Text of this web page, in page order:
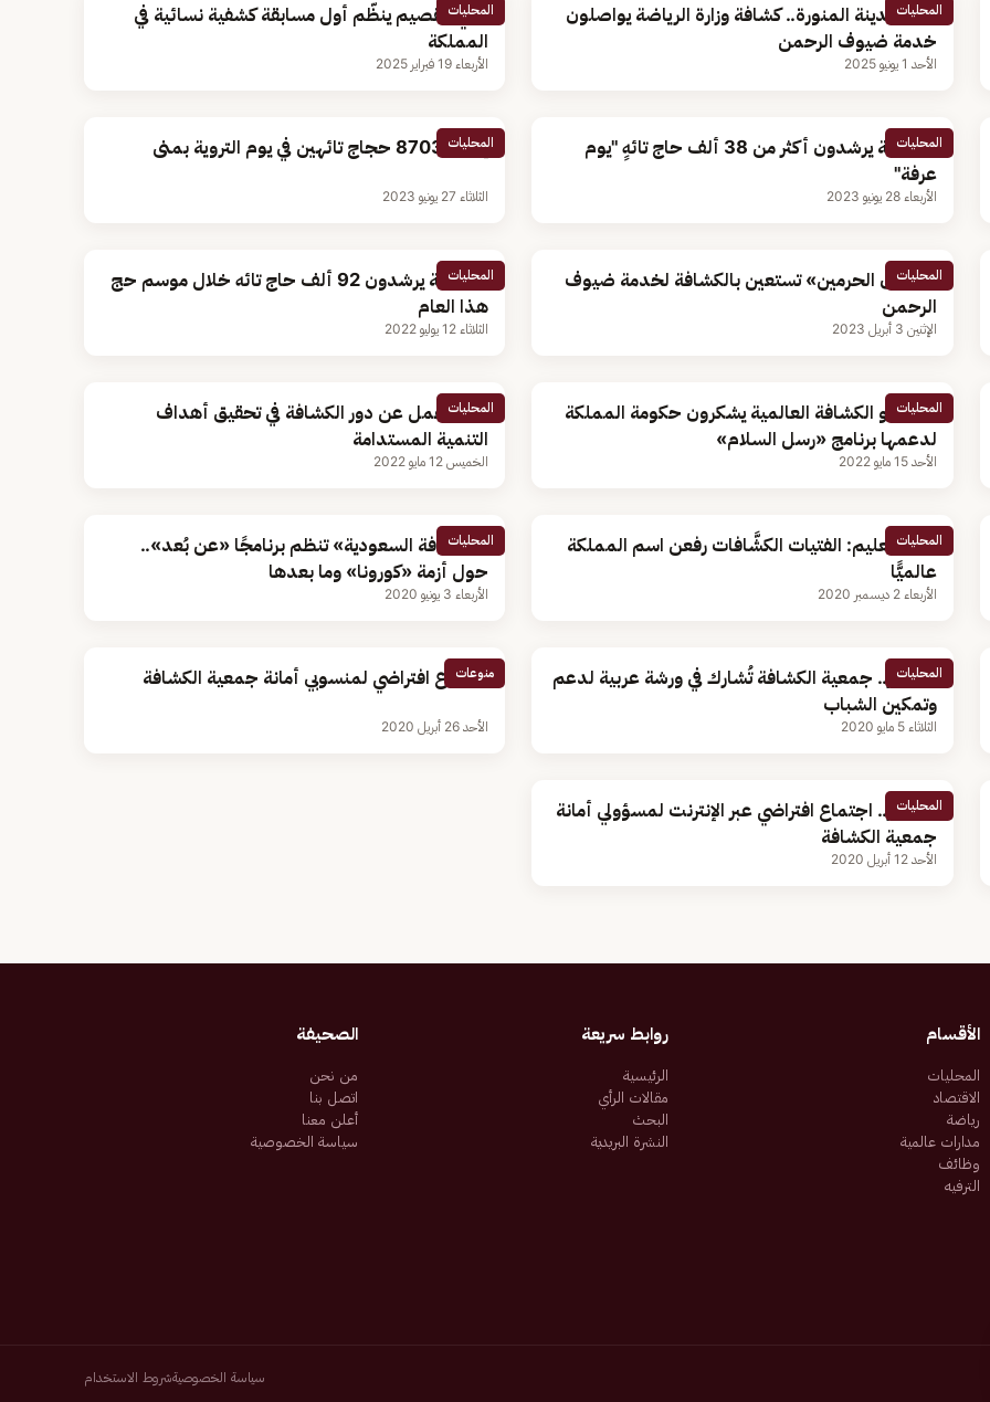
المحليات
من المدينة المنورة.. كشافة وزارة الرياضة يواصلون
خدمة ضيوف الرحمن
الأحد 1 يونيو 2025
المحليات
تقني القصيم ينظّم أول مسابقة كشفية نسائية في
المملكة
الأربعاء 19 فبراير 2025
المحليات
الكشافة يرشدون أكثر من 38 ألف حاج تائهٍ "يوم
عرفة"
الأربعاء 28 يونيو 2023
المحليات
إرشاد 8703 حجاج تائهين في يوم التروية بمنى
الثلاثاء 27 يونيو 2023
المحليات
«شؤون الحرمين» تستعين بالكشافة لخدمة ضيوف
الرحمن
الإثنين 3 أبريل 2023
المحليات
الكشافة يرشدون 92 ألف حاج تائه خلال موسم حج
هذا العام
الثلاثاء 12 يوليو 2022
المحليات
مسؤولو الكشافة العالمية يشكرون حكومة المملكة
لدعمها برنامج «رسل السلام»
الأحد 15 مايو 2022
المحليات
ورشة عمل عن دور الكشافة في تحقيق أهداف
التنمية المستدامة
الخميس 12 مايو 2022
المحليات
وزير التعليم: الفتيات الكشَّافات رفعن اسم المملكة
عالميًّا
الأربعاء 2 ديسمبر 2020
المحليات
«الكشافة السعودية» تنظم برنامجًا «عن بُعد»..
حول أزمة «كورونا» وما بعدها
الأربعاء 3 يونيو 2020
المحليات
بالصور.. جمعية الكشافة تُشارك في ورشة عربية لدعم
وتمكين الشباب
الثلاثاء 5 مايو 2020
منوعات
اجتماع افتراضي لمنسوبي أمانة جمعية الكشافة
الأحد 26 أبريل 2020
المحليات
بالصور.. اجتماع افتراضي عبر الإنترنت لمسؤولي أمانة
جمعية الكشافة
الأحد 12 أبريل 2020
الأقسام
المحليات
الاقتصاد
رياضة
مدارات عالمية
وظائف
الترفيه
روابط سريعة
الرئيسية
مقالات الرأي
البحث
النشرة البريدية
الصحيفة
من نحن
اتصل بنا
أعلن معنا
سياسة الخصوصية
سياسة الخصوصيةشروط الاستخدام